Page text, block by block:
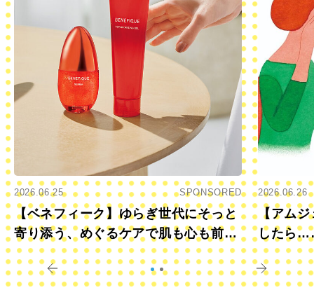
2026.06.25 SPONSORED
【ベネフィーク】ゆらぎ世代にそっと
寄り添う、めぐるケアで肌も心も前向
きに
2026.06.26
【アムジ
したら
すか？